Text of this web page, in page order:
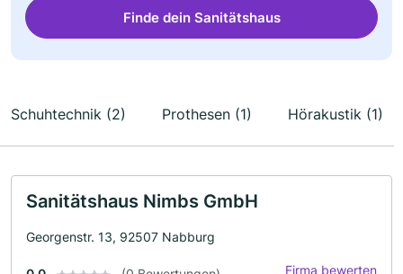
Finde dein Sanitätshaus
Schuhtechnik (2) Prothesen (1) Hörakustik (1)
Sanitätshaus Nimbs GmbH
Georgenstr. 13, 92507 Nabburg
Firma bewerten